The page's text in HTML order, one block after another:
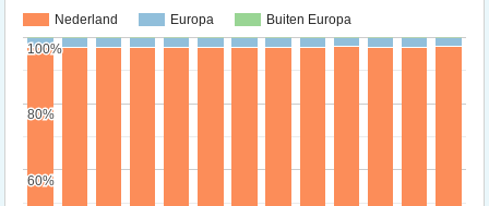
Nederland Europa Buiten Europa
60%
60%
80%
80%
100%
100%